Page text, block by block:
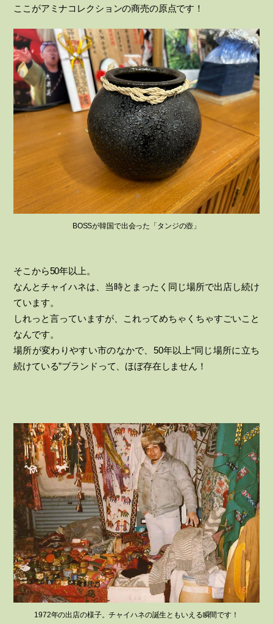
ここがアミナコレクションの商売の原点です！
BOSSが韓国で出会った「タンジの壺」
そこから50年以上。
なんとチャイハネは、当時とまったく同じ場所で出店し続け
ています。
しれっと言っていますが、これってめちゃくちゃすごいこと
なんです。
場所が変わりやすい市のなかで、50年以上“同じ場所に立ち
続けている”ブランドって、ほぼ存在しません！
1972年の出店の様子。チャイハネの誕生ともいえる瞬間です！